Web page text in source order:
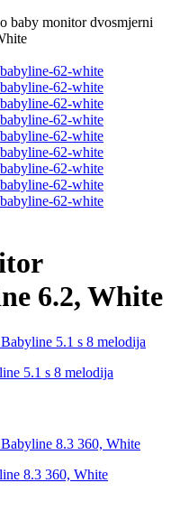
baby monitor dvosmjerni
6.2, White
5.1 s 8 melodija
8.3 360, White